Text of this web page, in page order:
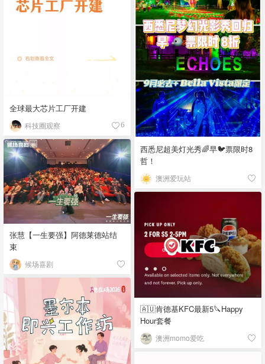
全球最大芯片工厂开建
科技圈观察 6
西悉尼超美灯光秀🌈早🐦票限时8
哲！
澳洲爱玩站
张慧【一生要强】阿德莱德站结
束
候场喜剧
🇦🇺肯德基KFC最新5🔪Happy
Hour套餐
澳洲momo爱吃